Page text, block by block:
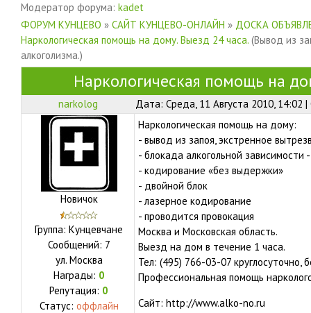
Модератор форума: kadet
ФОРУМ КУНЦЕВО » САЙТ КУНЦЕВО-ОНЛАЙН » ДОСКА
Наркологическая помощь на дому. Выезд 24 часа. (Вывод из
алкоголизма.)
Наркологическая помощь на
narkolog Дата: Среда, 11 Августа 2010, 14:02
Новичок
Группа: Кунцевчане
Сообщений: 7
ул. Москва
Награды: 0
Репутация: 0
Статус: оффлайн
Наркологическая помощь на дому:
- вывод из запоя, экстренное
- блокада алкогольной зависимости
- кодирование «без выдержки»
- двойной блок
- лазерное кодирование
- проводится провокация
Москва и Московская область.
Выезд на дом в течение 1 часа.
Тел: (495) 766-03-07 круглосуточно,
Профессиональная помощь
Сайт: http://www.alko-no.ru